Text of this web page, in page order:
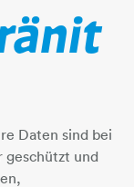
Daten sind bei
geschützt und